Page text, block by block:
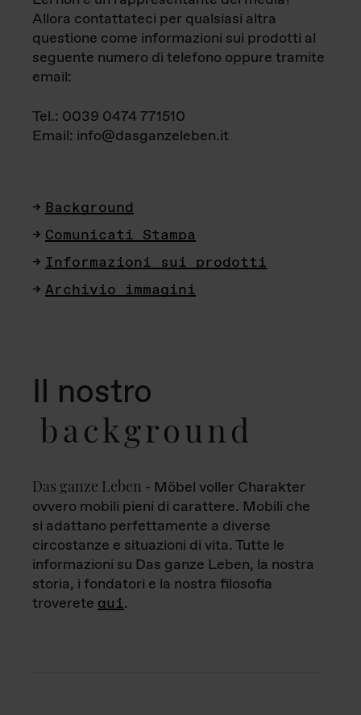
Allora contattateci per qualsiasi altra
questione come informazioni sui prodotti al
seguente numero di telefono oppure tramite
email:
Tel.: 0039 0474 771510
Email: info@dasganzeleben.it
Background
Comunicati Stampa
Informazioni sui prodotti
Archivio immagini
Il nostro
background
Das ganze Leben - Möbel voller Charakter
ovvero mobili pieni di carattere. Mobili che
si adattano perfettamente a diverse
circostanze e situazioni di vita. Tutte le
informazioni su Das ganze Leben, la nostra
storia, i fondatori e la nostra filosofia
troverete qui.